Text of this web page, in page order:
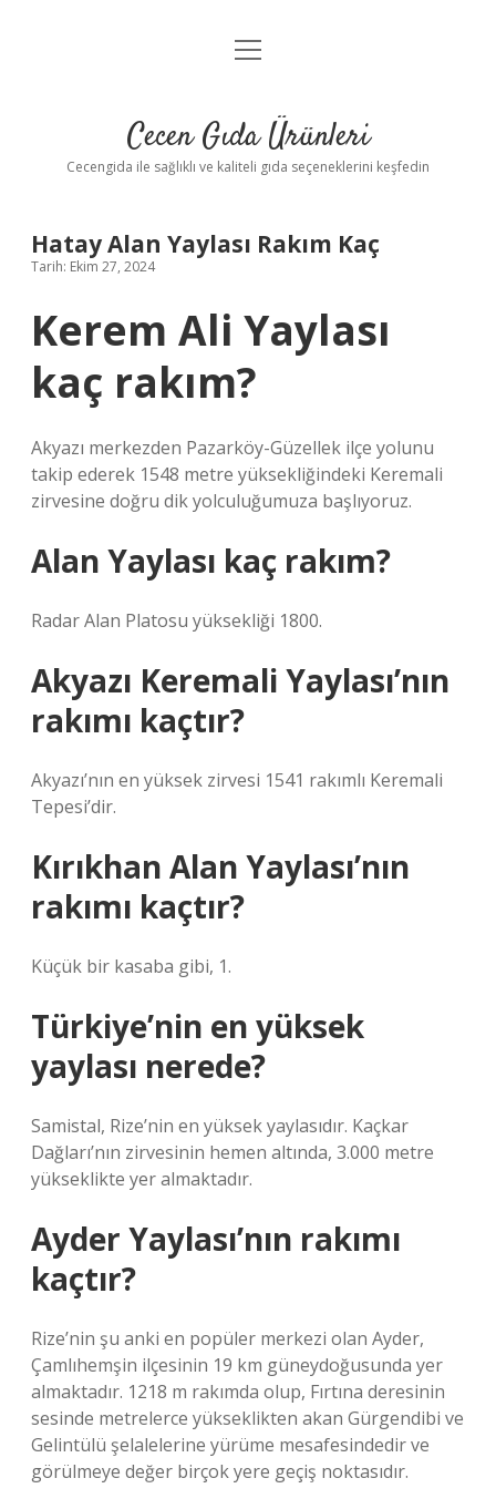
Anasayfa
Yasal Uyarı
menüyü
Cecen Gıda Ürünleri
Cecengida ile sağlıklı ve kaliteli gıda seçeneklerini keşfedin
Hatay Alan Yaylası Rakım Kaç
Tarih: Ekim 27, 2024
Kerem Ali Yaylası
kaç rakım?
Akyazı merkezden Pazarköy-Güzellek ilçe yolunu
takip ederek 1548 metre yüksekliğindeki Keremali
zirvesine doğru dik yolculuğumuza başlıyoruz.
Alan Yaylası kaç rakım?
Radar Alan Platosu yüksekliği 1800.
Akyazı Keremali Yaylası’nın
rakımı kaçtır?
Akyazı’nın en yüksek zirvesi 1541 rakımlı Keremali
Tepesi’dir.
Kırıkhan Alan Yaylası’nın
rakımı kaçtır?
Küçük bir kasaba gibi, 1.
Türkiye’nin en yüksek
yaylası nerede?
Samistal, Rize’nin en yüksek yaylasıdır. Kaçkar
Dağları’nın zirvesinin hemen altında, 3.000 metre
yükseklikte yer almaktadır.
Ayder Yaylası’nın rakımı
kaçtır?
Rize’nin şu anki en popüler merkezi olan Ayder,
Çamlıhemşin ilçesinin 19 km güneydoğusunda yer
almaktadır. 1218 m rakımda olup, Fırtına deresinin
sesinde metrelerce yükseklikten akan Gürgendibi ve
Gelintülü şelalelerine yürüme mesafesindedir ve
görülmeye değer birçok yere geçiş noktasıdır.